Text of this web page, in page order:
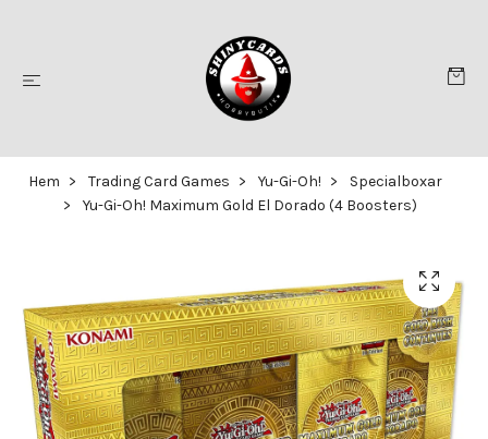
Hem Trading Card Games Yu-Gi-Oh!
Specialboxar
Yu-Gi-Oh! Maximum Gold El Dorado (4 Boosters)